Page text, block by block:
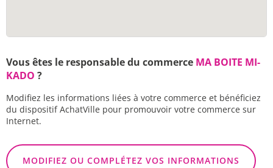
Vous êtes le responsable du commerce MA BOITE MI-
KADO ?
Modifiez les informations liées à votre commerce et bénéficiez
du dispositif AchatVille pour promouvoir votre commerce sur
Internet.
MODIFIEZ OU COMPLÉTEZ VOS INFORMATIONS